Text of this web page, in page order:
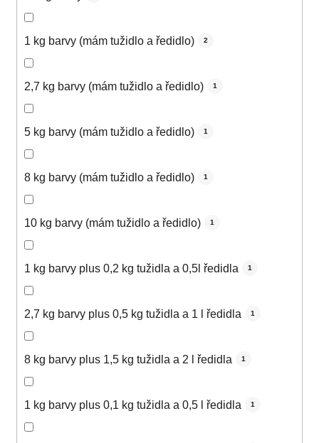
1 kg barvy (mám tužidlo a ředidlo) 2
2,7 kg barvy (mám tužidlo a ředidlo) 1
5 kg barvy (mám tužidlo a ředidlo) 1
8 kg barvy (mám tužidlo a ředidlo) 1
10 kg barvy (mám tužidlo a ředidlo) 1
1 kg barvy plus 0,2 kg tužidla a 0,5l ředidla 1
2,7 kg barvy plus 0,5 kg tužidla a 1 l ředidla 1
8 kg barvy plus 1,5 kg tužidla a 2 l ředidla 1
1 kg barvy plus 0,1 kg tužidla a 0,5 l ředidla 1